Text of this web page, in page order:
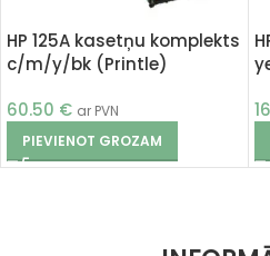
HP 125A kasetņu komplekts
c/m/y/bk (Printle)
60.50 € ar PVN
PIEVIENOT GROZAM